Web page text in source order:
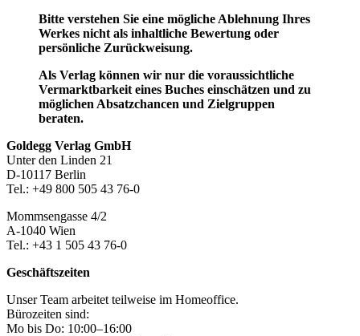
Bitte verstehen Sie eine mögliche Ablehnung Ihres
Werkes nicht als inhaltliche Bewertung oder
persönliche Zurückweisung.
Als Verlag können wir nur die voraussichtliche
Vermarktbarkeit eines Buches einschätzen und zu
möglichen Absatzchancen und Zielgruppen
beraten.
Footer-
Section
Goldegg Verlag GmbH
Unter den Linden 21
D-10117 Berlin
Tel.: +49 800 505 43 76-0
Mommsengasse 4/2
A-1040 Wien
Tel.: +43 1 505 43 76-0
Geschäftszeiten
Unser Team arbeitet teilweise im Homeoffice.
Bürozeiten sind:
Mo bis Do: 10:00–16:00